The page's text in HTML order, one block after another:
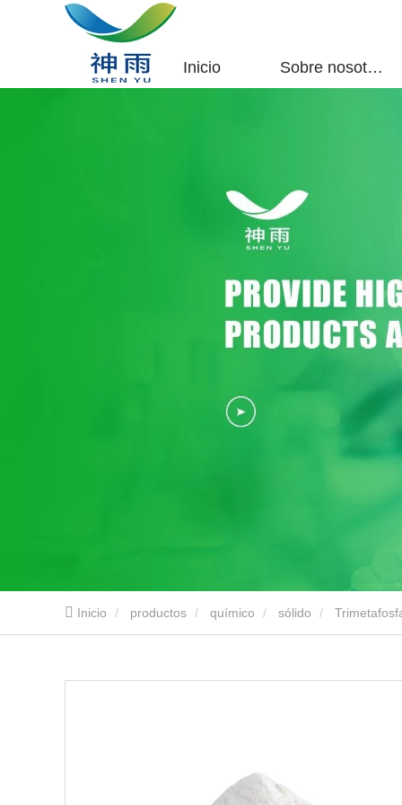
Inicio Sobre nosotros
Inicio productos químico sólido